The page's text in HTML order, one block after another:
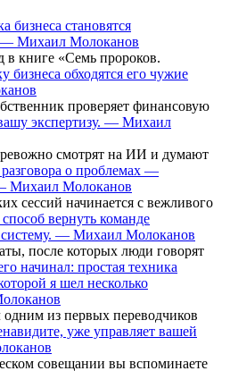
бизнеса становятся
— Михаил Молоканов
книге «Семь пророков.
бизнеса обходятся его чужие
проверяет финансовую
экспертизу. — Михаил
смотрят на ИИ и думают
разговора о проблемах —
Михаил Молоканов
сессий начинается с вежливого
вернуть команде
— Михаил Молоканов
после которых люди говорят
начинал: простая техника
я шел несколько
из первых переводчиков
уже управляет вашей
совещании вы вспоминаете